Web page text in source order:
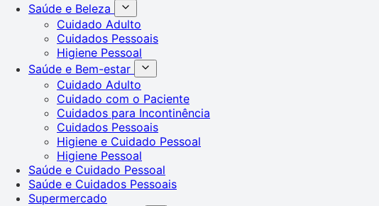
Saúde e Beleza
Cuidado Adulto
Cuidados Pessoais
Higiene Pessoal
Saúde e Bem-estar
Cuidado Adulto
Cuidado com o Paciente
Cuidados para Incontinência
Cuidados Pessoais
Higiene e Cuidado Pessoal
Higiene Pessoal
Saúde e Cuidado Pessoal
Saúde e Cuidados Pessoais
Supermercado